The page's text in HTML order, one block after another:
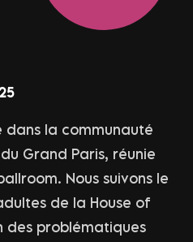
dans la communauté
Grand Paris, réunie
Nous suivons le
de la House of
des problématiques